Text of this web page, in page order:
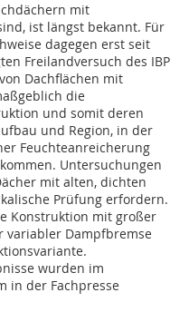
mit
ist längst bekannt. Für
dagegen erst seit
Freilandversuch des IBP
Dachflächen mit
die
und somit deren
und Region, in der
Feuchteanreicherung
Untersuchungen
mit alten, dichten
Prüfung erfordern.
Konstruktion mit großer
variabler Dampfbremse
wurden im
in der Fachpresse